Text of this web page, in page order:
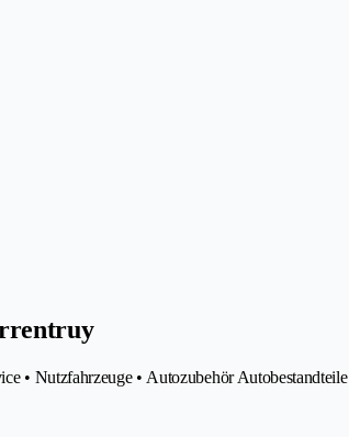
• Nutzfahrzeuge • Autozubehör Autobestandteile